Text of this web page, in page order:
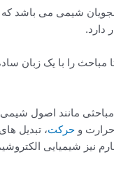
شیمی می باشد که
دارد.
را با یک زبان
مانند اصول شیمی،
و حرکت، تبدیل
شیمیایی